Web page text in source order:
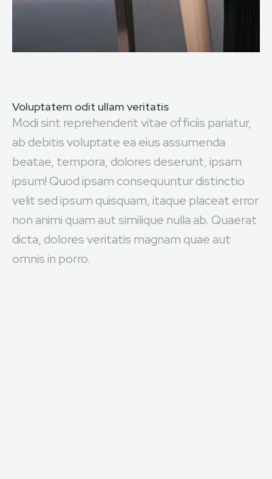
Voluptatem odit ullam veritatis
Modi sint reprehenderit vitae officiis pariatur,
ab debitis voluptate ea eius assumenda
beatae, tempora, dolores deserunt, ipsam
ipsum! Quod ipsam consequuntur distinctio
velit sed ipsum quisquam, itaque placeat error
non animi quam aut similique nulla ab. Quaerat
dicta, dolores veritatis magnam quae aut
omnis in porro.